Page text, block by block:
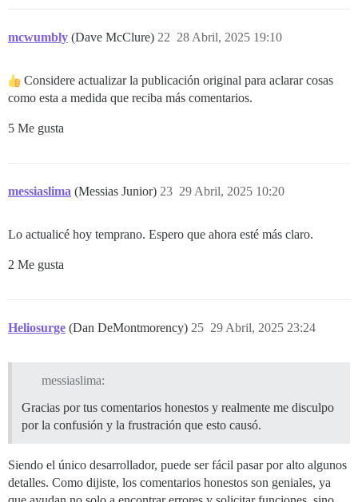
mcwumbly (Dave McClure) 28 Abril, 2025 19:10
22
Considere actualizar la publicación original para aclarar cosas
como esta a medida que reciba más comentarios.
5 Me gusta
messiaslima (Messias Junior) 29 Abril, 2025 10:20
23
Lo actualicé hoy temprano. Espero que ahora esté más claro.
2 Me gusta
Heliosurge (Dan DeMontmorency) 29 Abril, 2025 23:24
25
messiaslima:
Gracias por tus comentarios honestos y realmente me disculpo
por la confusión y la frustración que esto causó.
Siendo el único desarrollador, puede ser fácil pasar por alto algunos
detalles. Como dijiste, los comentarios honestos son geniales, ya